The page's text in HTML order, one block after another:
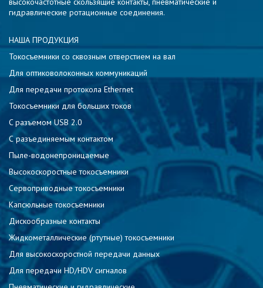
гидравлические ротационные соединения.
НАША ПРОДУКЦИЯ
Токосъемники со сквозным отверстием на вал
Для оптиковолоконных коммуникаций
Для передачи протокола Ethernet
Токосъемники для больших токов
C разъемом USB 2.0
С разъединяемым контактом
Пыле-водонепроницаемые
Высокоскоростные токосъемники
Сервоприводные токосъемники
Капсюльные токосъемники
Дискообразные контакты
Жидкометаллические (ртутные) токосъемники
Для высокоскоростной передачи данных
Для передачи HD/HDV сигналов